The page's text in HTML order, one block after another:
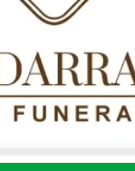
Nuevos y Usados